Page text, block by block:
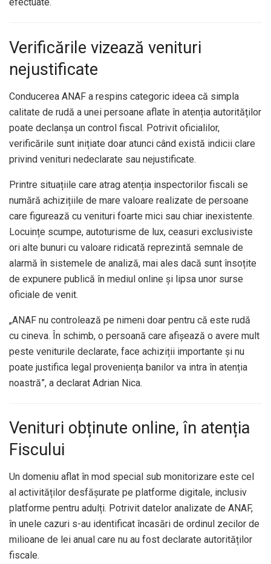
efectuate.
Verificările vizează venituri
nejustificate
Conducerea ANAF a respins categoric ideea că simpla
calitate de rudă a unei persoane aflate în atenția autorităților
poate declanșa un control fiscal. Potrivit oficialilor,
verificările sunt inițiate doar atunci când există indicii clare
privind venituri nedeclarate sau nejustificate.
Printre situațiile care atrag atenția inspectorilor fiscali se
numără achizițiile de mare valoare realizate de persoane
care figurează cu venituri foarte mici sau chiar inexistente.
Locuințe scumpe, autoturisme de lux, ceasuri exclusiviste
ori alte bunuri cu valoare ridicată reprezintă semnale de
alarmă în sistemele de analiză, mai ales dacă sunt însoțite
de expunere publică în mediul online și lipsa unor surse
oficiale de venit.
„ANAF nu controlează pe nimeni doar pentru că este rudă
cu cineva. În schimb, o persoană care afișează o avere mult
peste veniturile declarate, face achiziții importante și nu
poate justifica legal proveniența banilor va intra în atenția
noastră”, a declarat Adrian Nica.
Venituri obținute online, în atenția
Fiscului
Un domeniu aflat în mod special sub monitorizare este cel
al activităților desfășurate pe platforme digitale, inclusiv
platforme pentru adulți. Potrivit datelor analizate de ANAF,
în unele cazuri s-au identificat încasări de ordinul zecilor de
milioane de lei anual care nu au fost declarate autorităților
fiscale.